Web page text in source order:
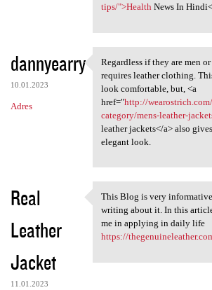
tips/">HealthNews In
dannyearry
10.01.2023
Adres
Regardless if they are
Regardless if they are men
requires leather clothing.
look comfortable, but, <a
href="http://
category/mens-leather-
leather jackets</a> also
elegant look.
Real
Leather
Jacket
11.01.2023
This Blog is very
This Blog is very
writing about it. In this
me in applying in daily life
https://